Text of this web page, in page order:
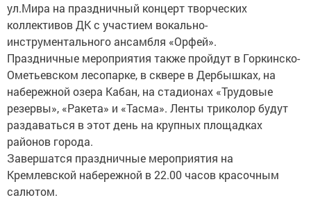
ул.Мира на праздничный концерт творческих
коллективов ДК с участием вокально-
инструментального ансамбля «Орфей».
Праздничные мероприятия также пройдут в Горкинско-
Ометьевском лесопарке, в сквере в Дербышках, на
набережной озера Кабан, на стадионах «Трудовые
резервы», «Ракета» и «Тасма». Ленты триколор будут
раздаваться в этот день на крупных площадках
районов города.
Завершатся праздничные мероприятия на
Кремлевской набережной в 22.00 часов красочным
салютом.